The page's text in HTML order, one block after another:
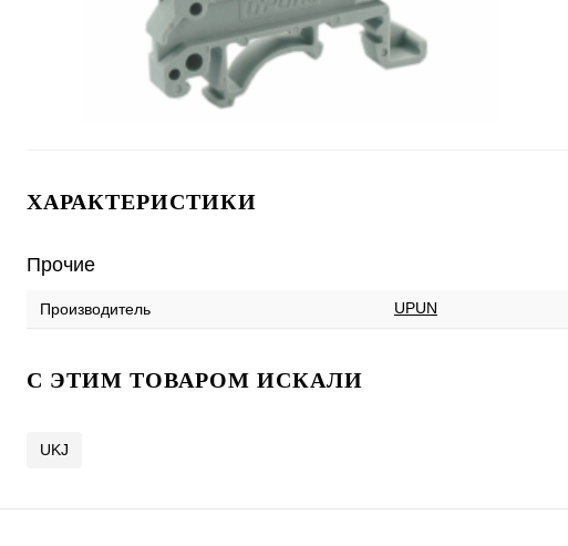
ХАРАКТЕРИСТИКИ
Прочие
Производитель UPUN
C ЭТИМ ТОВАРОМ ИСКАЛИ
UKJ